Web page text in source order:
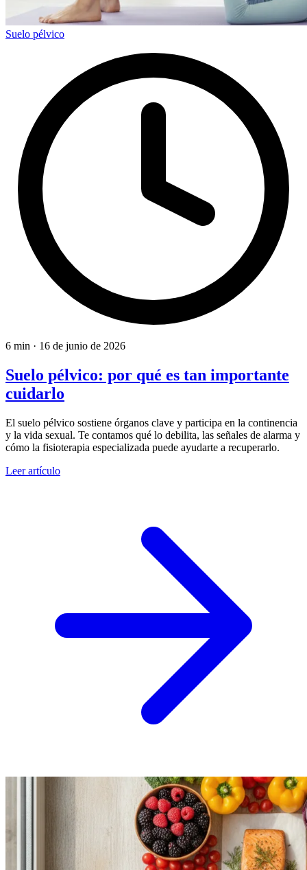
Suelo pélvico
6 min · 16 de junio de 2026
Suelo pélvico: por qué es tan importante
cuidarlo
El suelo pélvico sostiene órganos clave y participa en la continencia
y la vida sexual. Te contamos qué lo debilita, las señales de alarma y
cómo la fisioterapia especializada puede ayudarte a recuperarlo.
Leer artículo